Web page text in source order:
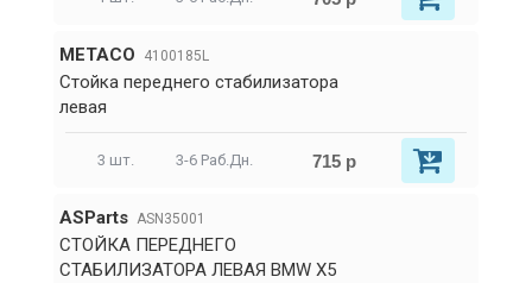
METACO 4100185L
Стойка переднего стабилизатора
левая
3 шт. 3-6 Раб.Дн. 715 р
ASParts ASN35001
СТОЙКА ПЕРЕДНЕГО
СТАБИЛИЗАТОРА ЛЕВАЯ BMW X5